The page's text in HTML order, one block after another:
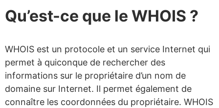
Qu’est-ce que le WHOIS ?
WHOIS est un protocole et un service Internet qui
permet à quiconque de rechercher des
informations sur le propriétaire d’un nom de
domaine sur Internet. Il permet également de
connaître les coordonnées du propriétaire. WHOIS